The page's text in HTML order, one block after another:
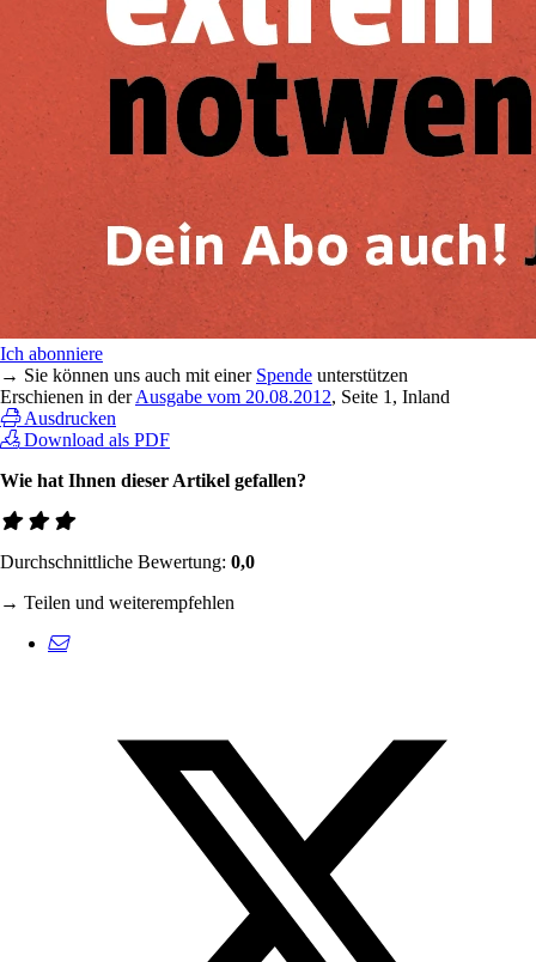
Ich abonniere
→ Sie können uns auch mit einer Spende unterstützen
Erschienen in derAusgabe vom 20.08.2012, Seite 1, Inland
Ausdrucken
Download als PDF
Wie hat Ihnen dieser Artikel gefallen?
Durchschnittliche Bewertung: 0,0
→ Teilen und weiterempfehlen